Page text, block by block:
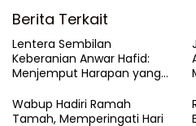
Berita Terkait
Lentera Sembilan
Keberanian Anwar Hafid:
Menjemput Harapan yang
Wabup Hadiri Ramah
Tamah, Memperingati Hari